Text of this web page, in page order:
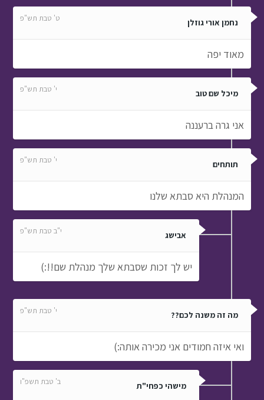
נחמן אורי גוזלן ט' טבת תש"פ
מאוד יפה
מיכל שם טוב י' טבת תש"פ
אני גרה ברעננה
תותחים י' טבת תש"פ
המנהלת היא סבתא שלנו
אבישג י"ב טבת תש"פ
יש לך זכות שסבתא שלך מנהלת שם!!:)
מה זה משנה לכם?? י' טבת תש"פ
ואי איזה חמודים אני מכירה אותה:)
מישהי כפחי"ת ב' טבת תשפ"ו